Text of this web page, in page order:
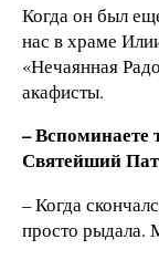
Когда он был
нас в храме
«Нечаянная
акафисты.
– Вспоминаете
Святейший
– Когда
просто рыдала.